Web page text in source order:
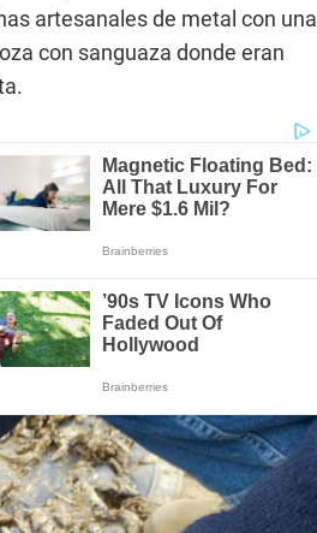
artesanales de metal con una
con sanguaza donde eran